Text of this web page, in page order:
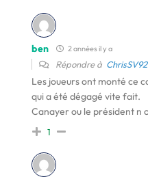
ben 2 années il y a
Répondre à ChrisSV92
Les joueurs ont monté ce
qui a été dégagé vite fait.
Canayer ou le président n
1